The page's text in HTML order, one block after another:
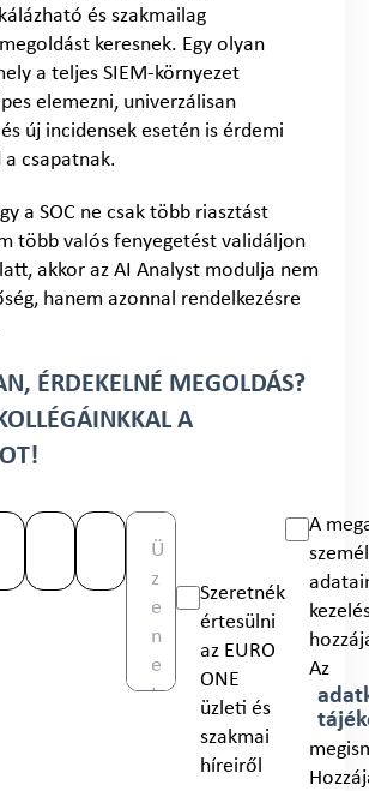
és szakmailag
keresnek. Egy olyan
a teljes SIEM-környezet
elemezni, univerzálisan
új incidensek esetén is érdemi
csapatnak.
a SOC ne csak több riasztást
több valós fenyegetést validáljon
akkor az AI Analyst modulja nem
hanem azonnal rendelkezésre
ÉRDEKELNÉ MEGOLDÁS?
A
Szeretnék
értesülni
az EURO
ONE
üzleti és
szakmai
híreiről
A
Az